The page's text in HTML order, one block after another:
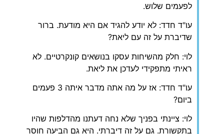
לפעמים שלוש.
עו"ד חדד: לא יודע להגיד אם היא מודעת. ברור
שדיברת על זה עם ליאת?
לוי: חלק מהשיחות עסקו בנושאים קונקרטיים. לא
ראיתי מתפקידי לעדכן את ליאת.
עו"ד חדד: אז על מה אתה מדבר איתה 3 פעמים
ביום?
לוי: ציינתי בפניך שלא נחה דעתנו מהדלפות שהיו
בתקשורת. גם על זה דיברתי. היא גם הביעה חוסר